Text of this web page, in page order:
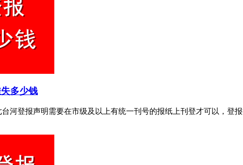
多少钱
河登报声明需要在市级及以上有统一刊号的报纸上刊登才可以，登